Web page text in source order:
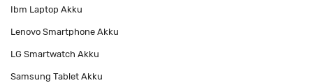
Ibm Laptop Akku
Lenovo Smartphone Akku
LG Smartwatch Akku
Samsung Tablet Akku